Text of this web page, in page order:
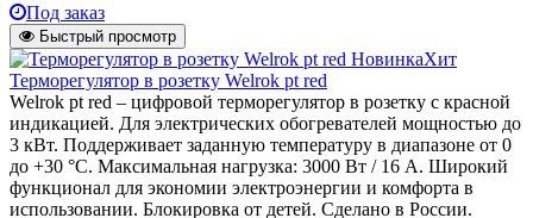
Под заказ
Быстрый просмотр
НовинкаХит
Терморегулятор в розетку Welrok pt red
Welrok pt red – цифровой терморегулятор в розетку с красной
индикацией. Для электрических обогревателей мощностью до
3 кВт. Поддерживает заданную температуру в диапазоне от 0
до +30 °С. Максимальная нагрузка: 3000 Вт / 16 А. Широкий
функционал для экономии электроэнергии и комфорта в
использовании. Блокировка от детей. Сделано в России.